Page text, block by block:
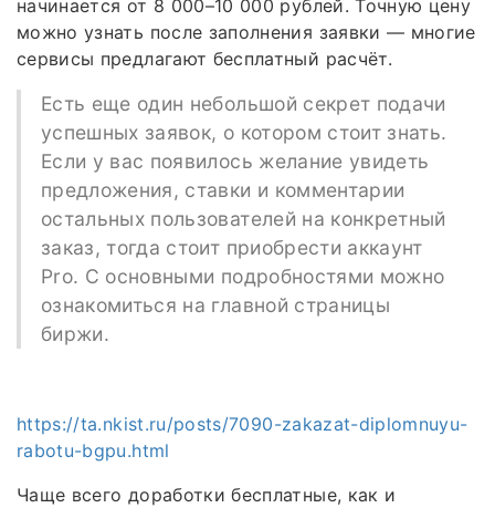
начинается от 8 000–10 000 рублей. Точную цену
можно узнать после заполнения заявки — многие
сервисы предлагают бесплатный расчёт.
Есть еще один небольшой секрет подачи
успешных заявок, о котором стоит знать.
Если у вас появилось желание увидеть
предложения, ставки и комментарии
остальных пользователей на конкретный
заказ, тогда стоит приобрести аккаунт
Pro. С основными подробностями можно
ознакомиться на главной страницы
биржи.
https://ta.nkist.ru/posts/7090-zakazat-diplomnuyu-
rabotu-bgpu.html
Чаще всего доработки бесплатные, как и